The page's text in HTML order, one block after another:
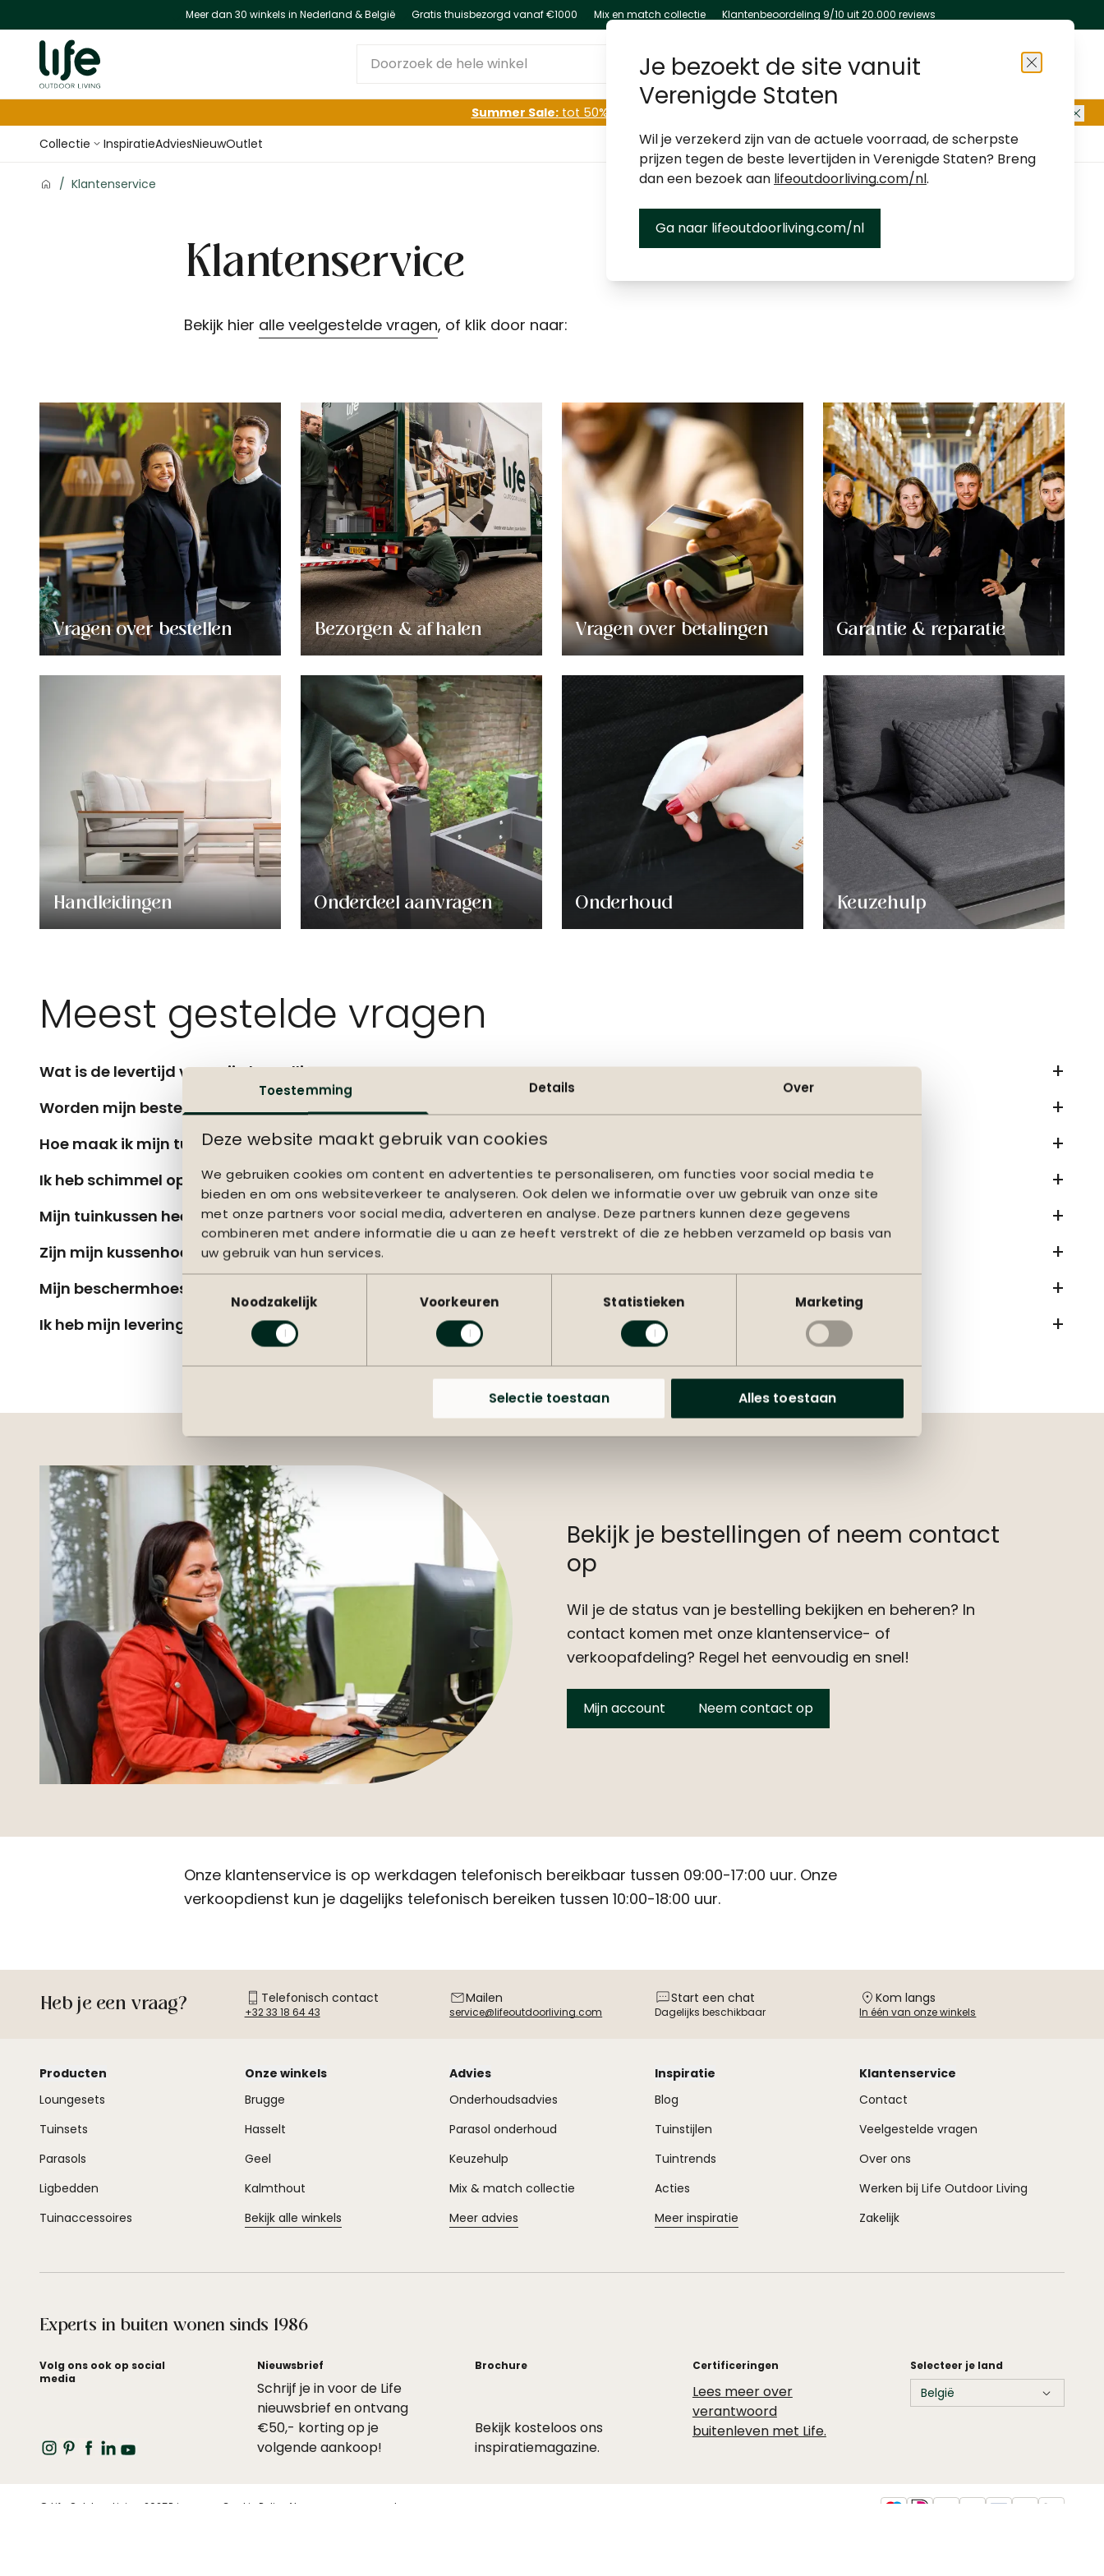
Toestemming Details Over
Deze website maakt gebruik van cookies
We gebruiken cookies om content en advertenties te personaliseren, om functies voor social media te
bieden en om ons websiteverkeer te analyseren. Ook delen we informatie over uw gebruik van onze site
met onze partners voor social media, adverteren en analyse. Deze partners kunnen deze gegevens
combineren met andere informatie die u aan ze heeft verstrekt of die ze hebben verzameld op basis van
uw gebruik van hun services.
Toestemmingsselectie
Noodzakelijk
Voorkeuren Statistieken Marketing
Selectie toestaan Alles toestaan
Meer dan 30 winkels in Nederland & België Gratis thuisbezorgd vanaf €1000 Mix en match collectie Klantenbeoordeling 9/10 uit 20.000 reviews
Ga naar de inhoud
Summer Sale:tot 50% korting
Collectie
InspiratieAdviesNieuwOutlet Over onsWinkelsKlantenservice
/ Klantenservice
Klantenservice
Bekijk hier alle veelgestelde vragen, of klik door naar:
Vragen over bestellen Bezorgen & afhalen Vragen over betalingen Garantie & reparatie
Handleidingen Onderdeel aanvragen Onderhoud Keuzehulp
Meest gestelde vragen
Wat is de levertijd van mijn bestelling?
Worden mijn bestelde tuinmeubelen gemonteerd afgeleverd?
Hoe maak ik mijn tuinmeubelen klaar voor de zomer?
Ik heb schimmel op mijn teakhouten meubel. Wat nu?
Mijn tuinkussen heeft weer- of schimmelvlekken. Wat nu?
Zijn mijn kussenhoezen geschikt voor de wasmachine?
Mijn beschermhoes is gescheurd. Valt dit binnen de garantie?
Ik heb mijn levering uitgesteld maar wil toch eerder geleverd krijgen. Hoe kan ik dit regelen?
alle veelgestelde vragen
Bekijk je bestellingen of neem contact
op
Wil je de status van je bestelling bekijken en beheren? In
contact komen met onze klantenservice- of
verkoopafdeling? Regel het eenvoudig en snel!
Mijn account Neem contact op
Onze klantenservice is op werkdagen telefonisch bereikbaar tussen 09:00-17:00 uur. Onze
verkoopdienst kun je dagelijks telefonisch bereiken tussen 10:00-18:00 uur.
Heb je een vraag? Telefonisch contact
+32 33 18 64 43
Mailen
service@lifeoutdoorliving.com
Start een chat
Dagelijks beschikbaar
Kom langs
In één van onze winkels
Producten
Loungesets
Tuinsets
Parasols
Ligbedden
Tuinaccessoires
Onze winkels
Brugge
Hasselt
Geel
Kalmthout
Bekijk alle winkels
Advies
Onderhoudsadvies
Parasol onderhoud
Keuzehulp
Mix & match collectie
Meer advies
Inspiratie
Blog
Tuinstijlen
Tuintrends
Acties
Meer inspiratie
Klantenservice
Contact
Veelgestelde vragen
Over ons
Werken bij Life Outdoor Living
Zakelijk
Experts in buiten wonen sinds 1986
Volg ons ook op social
media
Nieuwsbrief
Schrijf je in voor de Life
nieuwsbrief en ontvang
€50,- korting op je
volgende aankoop!
Brochure
Bekijk kosteloos ons
inspiratiemagazine.
Certificeringen
Lees meer over
verantwoord
buitenleven met Life.
Selecteer je land
© Life Outdoor Living 2025Privacy en Cookie Policy Algemene voorwaarden
Je bezoekt de site vanuit
Verenigde Staten
Wil je verzekerd zijn van de actuele voorraad, de scherpste
prijzen tegen de beste levertijden in Verenigde Staten? Breng
dan een bezoek aan lifeoutdoorliving.com/nl.
Ga naar lifeoutdoorliving.com/nl